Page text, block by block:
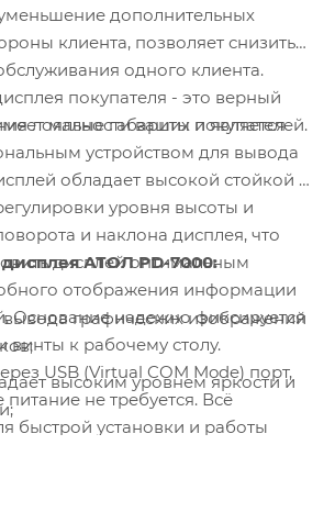
дополнительных
клиента, позволяет снизить
одного клиента.
покупателя - это верный
лояльности ваших покупателей.
малые габариты и является
устройством для вывода
обладает высокой стойкой с
уровня высоты и
и наклона дисплея, что
дисплей оптимальным
отображения информации
Основание надежно фиксируется
винты к рабочему столу.
USB (Virtual COM Mode) порт,
не требуется. Всё
быстрой установки и работы
комплект поставки
АТОЛ PD-7000:
графических изображений
высоким уровнем яркости и